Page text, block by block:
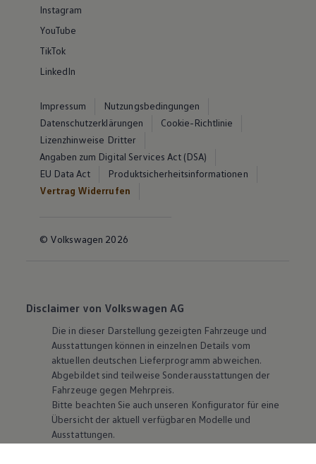
Instagram
YouTube
TikTok
LinkedIn
Impressum
Nutzungsbedingungen
Datenschutzerklärungen
Cookie-Richtlinie
Lizenzhinweise Dritter
Angaben zum Digital Services Act (DSA)
EU Data Act
Produktsicherheitsinformationen
Vertrag Widerrufen
© Volkswagen 2026
Disclaimer von Volkswagen AG
Die in dieser Darstellung gezeigten Fahrzeuge und
Ausstattungen können in einzelnen Details vom
aktuellen deutschen Lieferprogramm abweichen.
Abgebildet sind teilweise Sonderausstattungen der
Fahrzeuge gegen Mehrpreis.
Bitte beachten Sie auch unseren Konfigurator für eine
Übersicht der aktuell verfügbaren Modelle und
Ausstattungen.